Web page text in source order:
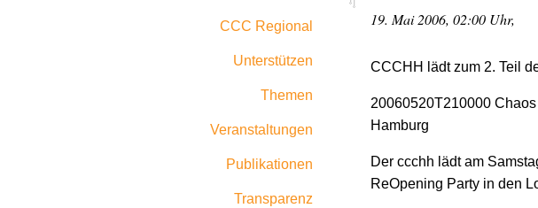
CCC Regional
Unterstützen
Themen
Veranstaltungen
Publikationen
Transparenz
19. Mai 2006, 02:00 Uhr,
CCCHH lädt zum 2. Teil
20060520T210000
Hamburg
Der ccchh lädt am
ReOpening Party in den